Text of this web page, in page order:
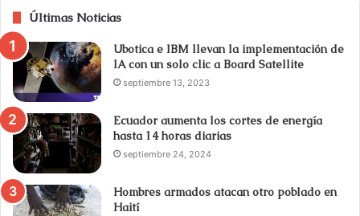
Últimas Noticias
Ubotica e IBM llevan la implementación de
IA con un solo clic a Board Satellite
septiembre 13, 2023
Ecuador aumenta los cortes de energía
hasta 14 horas diarias
septiembre 24, 2024
Hombres armados atacan otro poblado en
Haití